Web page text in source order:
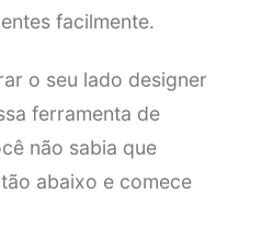
facilmente.
o seu lado designer
ferramenta de
não sabia que
abaixo e comece